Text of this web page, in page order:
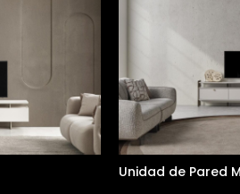
Unidad de Pared